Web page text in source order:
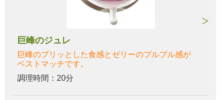
巨峰のジュレ
巨峰のプリッとした食感とゼリーのプルプル感が
ベストマッチです。
調理時間：20分